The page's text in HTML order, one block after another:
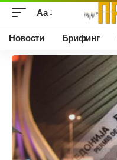
Аа
Новости Брифинг